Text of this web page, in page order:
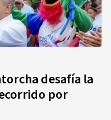
desafía la
por